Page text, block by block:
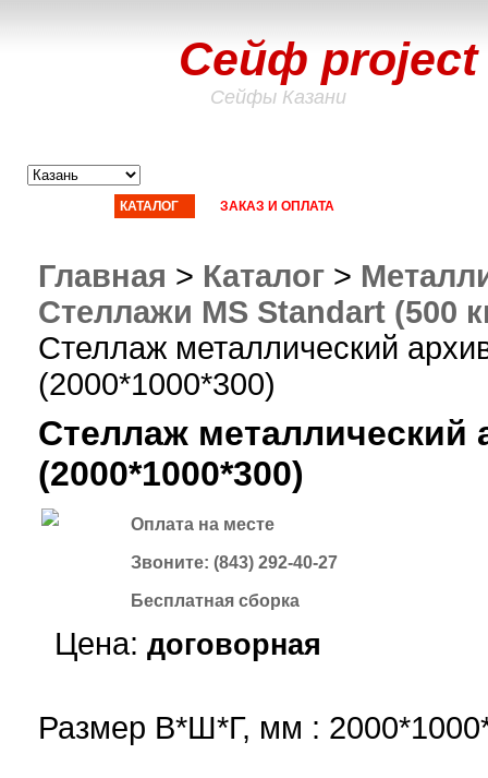
Сейф project
Сейфы Казани
КАТАЛОГ ЗАКАЗ И ОПЛАТА
Главная > Каталог >
Стеллажи MS Standart (500
Стеллаж металлический
(2000*1000*300)
Стеллаж металлический
(2000*1000*300)
Оплата на месте
Звоните: (843) 292-40-27
Бесплатная сборка
Цена: договорная
Размер В*Ш*Г, мм :